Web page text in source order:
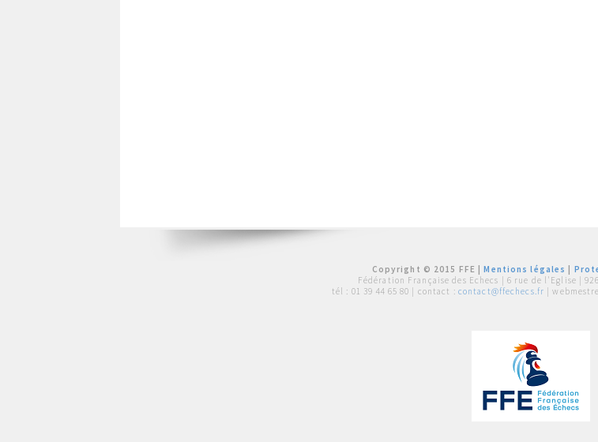
Copyright © 2015 FFE |Mentions légales
Fédération Française des Echecs | 6 rue de l'Eglise |
tél : 01 39 44 65 80 | contact : contact@ffechecs.fr |